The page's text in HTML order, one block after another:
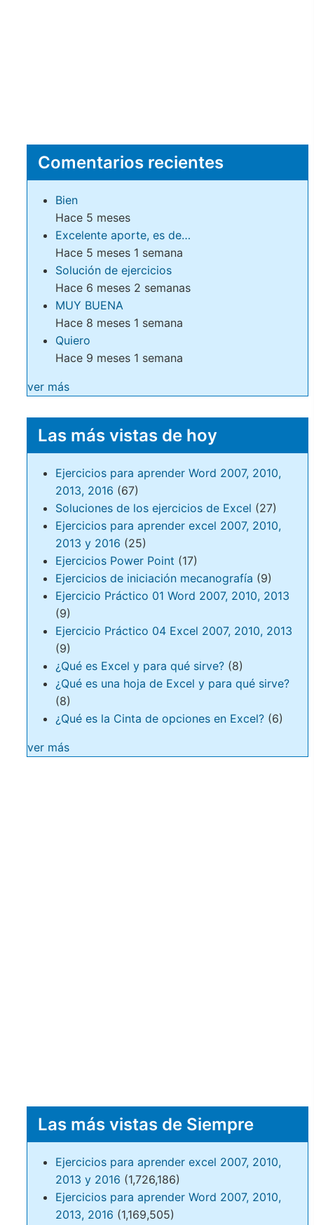
Comentarios recientes
Bien
Hace 5 meses
Excelente aporte, es de…
Hace 5 meses 1 semana
Solución de ejercicios
Hace 6 meses 2 semanas
MUY BUENA
Hace 8 meses 1 semana
Quiero
Hace 9 meses 1 semana
ver más
Las más vistas de hoy
Ejercicios para aprender Word 2007, 2010,
2013, 2016 (67)
Soluciones de los ejercicios de Excel (27)
Ejercicios para aprender excel 2007, 2010,
2013 y 2016 (25)
Ejercicios Power Point (17)
Ejercicios de iniciación mecanografía (9)
Ejercicio Práctico 01 Word 2007, 2010, 2013
(9)
Ejercicio Práctico 04 Excel 2007, 2010, 2013
(9)
¿Qué es Excel y para qué sirve? (8)
¿Qué es una hoja de Excel y para qué sirve?
(8)
¿Qué es la Cinta de opciones en Excel? (6)
ver más
Las más vistas de Siempre
Ejercicios para aprender excel 2007, 2010,
2013 y 2016 (1,726,186)
Ejercicios para aprender Word 2007, 2010,
2013, 2016 (1,169,505)